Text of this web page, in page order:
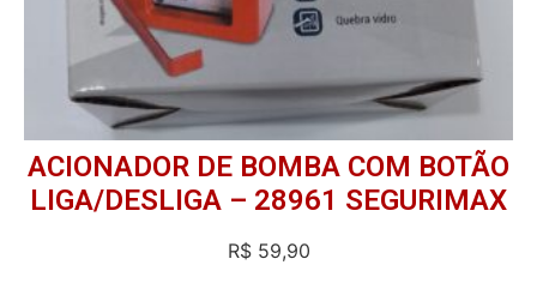
ACIONADOR DE BOMBA COM BOTÃO
LIGA/DESLIGA – 28961 SEGURIMAX
R$59,90